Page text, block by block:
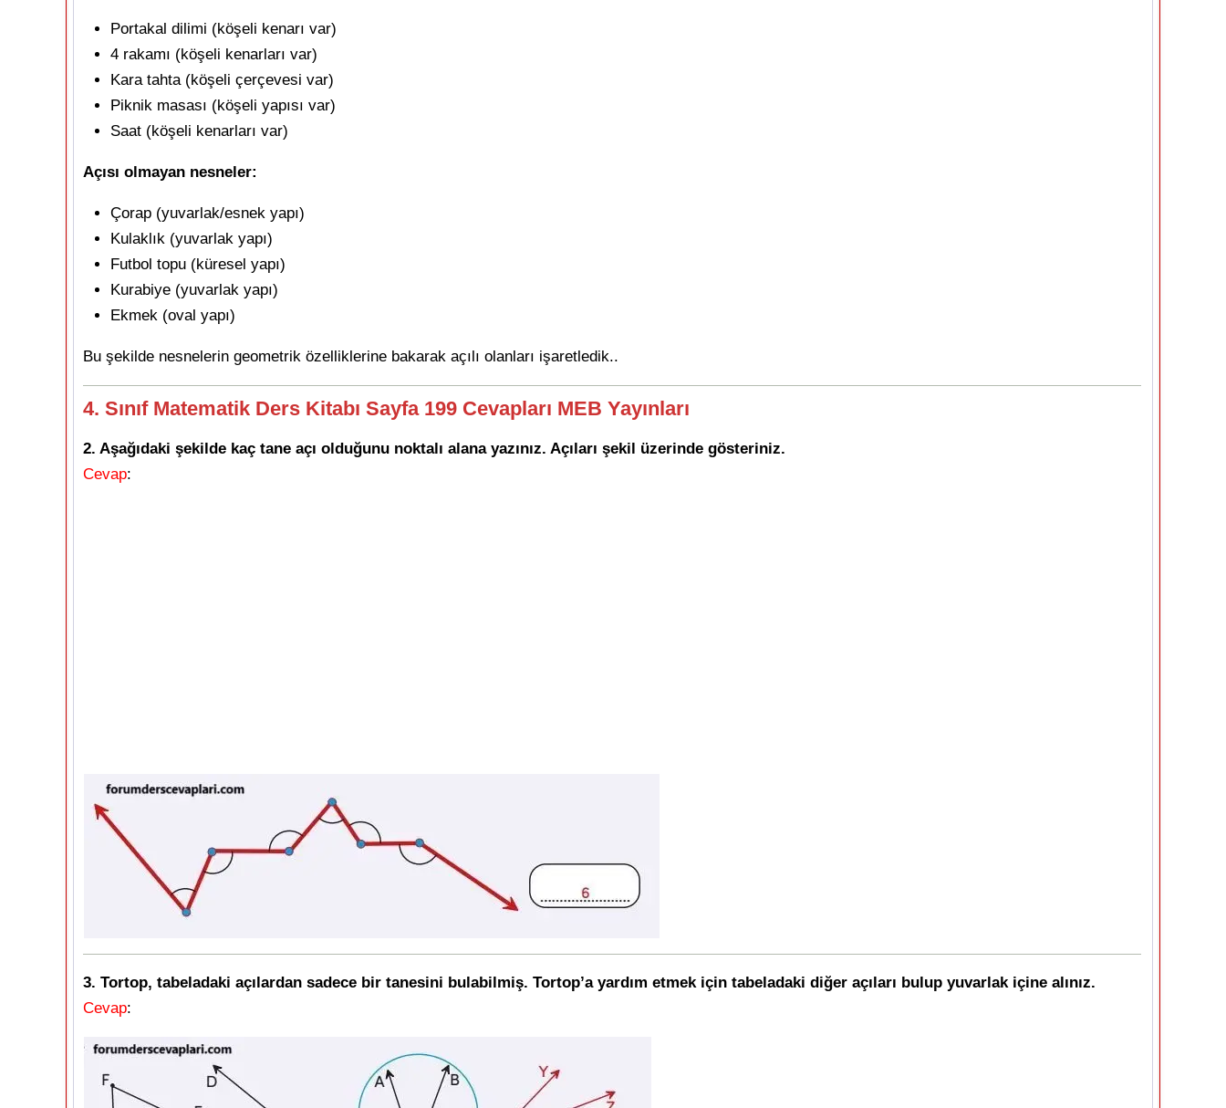
Portakal dilimi (köşeli kenarı var)
4 rakamı (köşeli kenarları var)
Kara tahta (köşeli çerçevesi var)
Piknik masası (köşeli yapısı var)
Saat (köşeli kenarları var)
Açısı olmayan nesneler:
Çorap (yuvarlak/esnek yapı)
Kulaklık (yuvarlak yapı)
Futbol topu (küresel yapı)
Kurabiye (yuvarlak yapı)
Ekmek (oval yapı)
Bu şekilde nesnelerin geometrik özelliklerine bakarak açılı olanları işaretledik..
4. Sınıf Matematik Ders Kitabı Sayfa 199 Cevapları MEB Yayınları
2. Aşağıdaki şekilde kaç tane açı olduğunu noktalı alana yazınız. Açıları şekil üzerinde gösteriniz.
Cevap:
3. Tortop, tabeladaki açılardan sadece bir tanesini bulabilmiş. Tortop’a yardım etmek için tabeladaki diğer açıları bulup yuvarlak içine alınız.
Cevap: